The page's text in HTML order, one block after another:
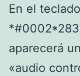
En el
aparecerá
«audio